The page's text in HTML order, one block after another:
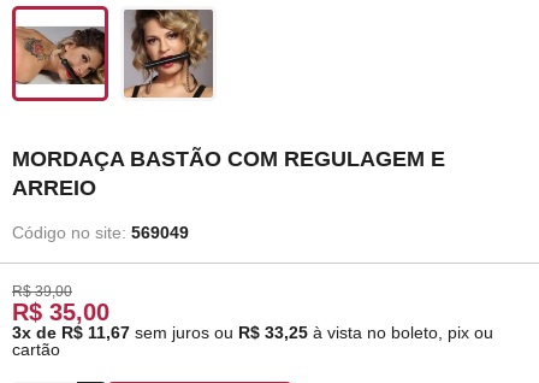
MORDAÇA BASTÃO COM REGULAGEM E
ARREIO
Código no site: 569049
R$ 39,00
R$ 35,00
3x de R$ 11,67 sem juros ou R$ 33,25 à vista no boleto, pix ou
cartão